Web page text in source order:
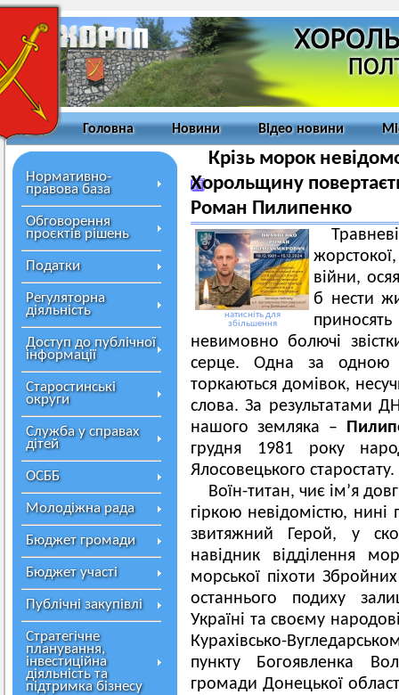
Головна Новини Відео новини
Нормативно-
правова база
Обговорення
проєктів рішень
Податки
Регуляторна
діяльність
Доступ до публічної
інформації
Старостинські
округи
Служба у справах
дітей
ОСББ
Молодіжна рада
Бюджет громади
Бюджет участі
Публічні закупівлі
Стратегічне
планування,
інвестиційна
діяльність та
підтримка бізнесу
Крізь морок
Хорольщину
Роман Пилипенко
натисніть для
збільшення
війни,
б нести
невимовно болючі
серце. Одна за одною
торкаються домівок,
слова. За результатами
нашого земляка –
грудня 1981 року
Ялосовецького старостату.
Воїн-титан, чиє ім’я
гіркою невідомістю,
звитяжний Герой, у
навідник відділення
морської піхоти
останнього подиху
Україні та своєму
Курахівсько-
пункту Богоявленка
громади Донецької